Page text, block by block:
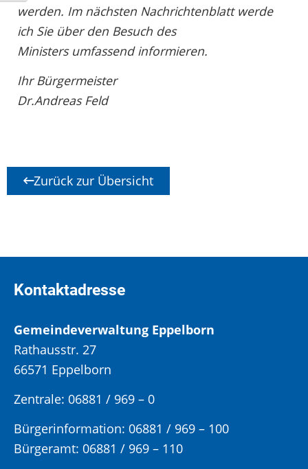
werden. Im nächsten Nachrichtenblatt werde
ich Sie über den Besuch des
Ministers umfassend informieren.
Ihr Bürgermeister
Dr.Andreas Feld
Zurück zur Übersicht
Kontaktadresse
Gemeindeverwaltung Eppelborn
Rathausstr. 27
66571 Eppelborn
Zentrale: 06881 / 969 – 0
Bürgerinformation: 06881 / 969 – 100
Bürgeramt: 06881 / 969 – 110